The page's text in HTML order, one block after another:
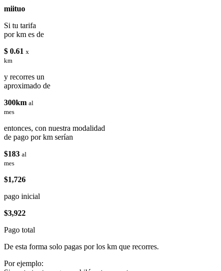
miituo
Si tu tarifa
por km es de
$ 0.61 x
km
y recorres un
aproximado de
300km al
mes
entonces, con nuestra modalidad
de pago por km serían
$183 al
mes
$1,726
pago inicial
$3,922
Pago total
De esta forma solo pagas por los km que recorres.
Por ejemplo: